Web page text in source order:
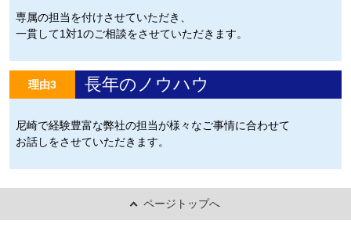
専属の担当を付けさせていただき、
一貫して1対1のご相談をさせていただきます。
理由3 長年のノウハウ
尼崎で経験豊富な弊社の担当が様々なご事情に合わせて
お話しをさせていただきます。
ページトップへ